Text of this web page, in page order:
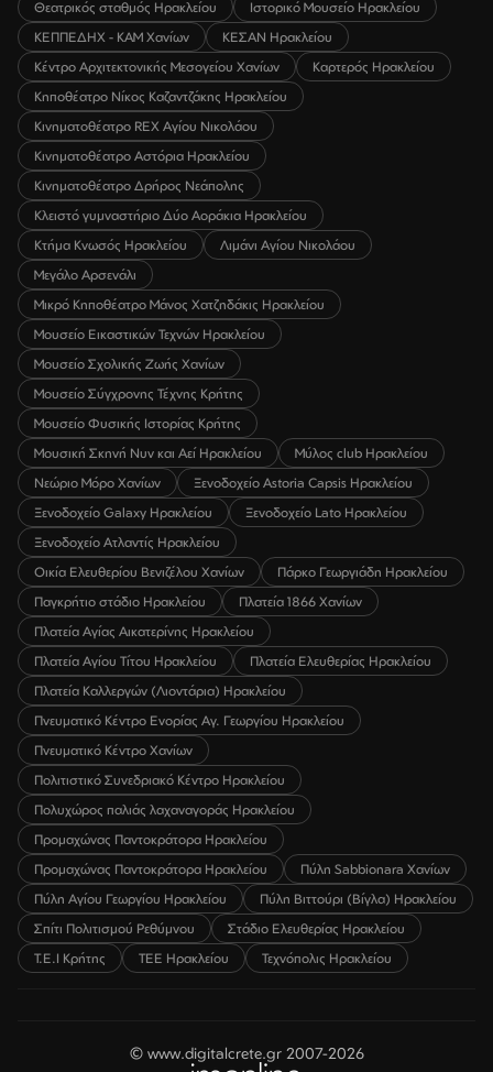
Θεατρικός σταθμός Ηρακλείου
Ιστορικό Μουσείο Ηρακλείου
ΚΕΠΠΕΔΗΧ - ΚΑΜ Χανίων
ΚΕΣΑΝ Ηρακλείου
Κέντρο Αρχιτεκτονικής Μεσογείου Χανίων
Καρτερός Ηρακλείου
Κηποθέατρο Νίκος Καζαντζάκης Ηρακλείου
Κινηματοθέατρο REX Αγίου Νικολάου
Κινηματοθέατρο Αστόρια Ηρακλείου
Κινηματοθέατρο Δρήρος Νεάπολης
Κλειστό γυμναστήριο Δύο Αοράκια Ηρακλείου
Κτήμα Κνωσός Ηρακλείου
Λιμάνι Αγίου Νικολάου
Μεγάλο Αρσενάλι
Μικρό Κηποθέατρο Μάνος Χατζηδάκις Ηρακλείου
Μουσείο Εικαστικών Τεχνών Ηρακλείου
Μουσείο Σχολικής Ζωής Χανίων
Μουσείο Σύγχρονης Τέχνης Κρήτης
Μουσείο Φυσικής Ιστορίας Κρήτης
Μουσική Σκηνή Νυν και Αεί Ηρακλείου
Μύλος club Ηρακλείου
Νεώριο Μόρο Χανίων
Ξενοδοχείο Astoria Capsis Ηρακλείου
Ξενοδοχείο Galaxy Ηρακλείου
Ξενοδοχείο Lato Ηρακλείου
Ξενοδοχείο Ατλαντίς Ηρακλείου
Οικία Ελευθερίου Βενιζέλου Χανίων
Πάρκο Γεωργιάδη Ηρακλείου
Παγκρήτιο στάδιο Ηρακλείου
Πλατεία 1866 Χανίων
Πλατεία Αγίας Αικατερίνης Ηρακλείου
Πλατεία Αγίου Τίτου Ηρακλείου
Πλατεία Ελευθερίας Ηρακλείου
Πλατεία Καλλεργών (Λιοντάρια) Ηρακλείου
Πνευματικό Κέντρο Ενορίας Αγ. Γεωργίου Ηρακλείου
Πνευματικό Κέντρο Χανίων
Πολιτιστικό Συνεδριακό Κέντρο Ηρακλείου
Πολυχώρος παλιάς λαχαναγοράς Ηρακλείου
Προμαχώνας Παντοκράτορα Ηρακλείου
Προμαχώνας Παντοκράτορα Ηρακλείου
Πύλη Sabbionara Χανίων
Πύλη Αγίου Γεωργίου Ηρακλείου
Πύλη Βιττούρι (Βίγλα) Ηρακλείου
Σπίτι Πολιτισμού Ρεθύμνου
Στάδιο Ελευθερίας Ηρακλείου
Τ.Ε.Ι Κρήτης
ΤΕΕ Ηρακλείου Τεχνόπολις Ηρακλείου
© www.digitalcrete.gr 2007-2026